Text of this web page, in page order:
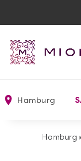
Hamburg
Hamburg